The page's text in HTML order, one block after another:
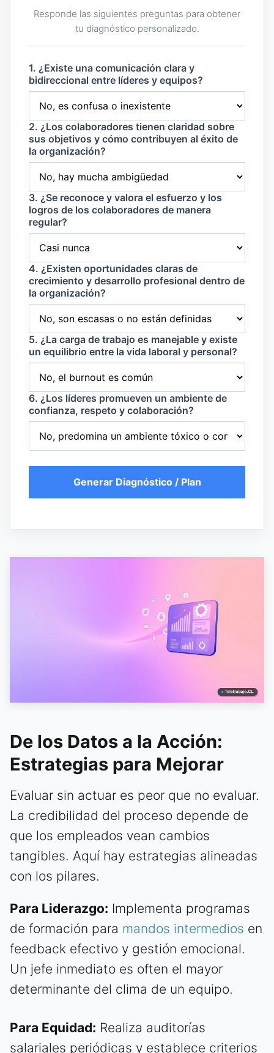
Responde las siguientes preguntas para obtener
tu diagnóstico personalizado.
1. ¿Existe una comunicación clara y
bidireccional entre líderes y equipos?
2. ¿Los colaboradores tienen claridad sobre
sus objetivos y cómo contribuyen al éxito de
la organización?
3. ¿Se reconoce y valora el esfuerzo y los
logros de los colaboradores de manera
regular?
4. ¿Existen oportunidades claras de
crecimiento y desarrollo profesional dentro de
la organización?
5. ¿La carga de trabajo es manejable y existe
un equilibrio entre la vida laboral y personal?
6. ¿Los líderes promueven un ambiente de
confianza, respeto y colaboración?
Generar Diagnóstico / Plan
De los Datos a la Acción:
Estrategias para Mejorar
Evaluar sin actuar es peor que no evaluar.
La credibilidad del proceso depende de
que los empleados vean cambios
tangibles. Aquí hay estrategias alineadas
con los pilares.
Para Liderazgo: Implementa programas
de formación para mandos intermedios en
feedback efectivo y gestión emocional.
Un jefe inmediato es often el mayor
determinante del clima de un equipo.
Para Equidad: Realiza auditorías
salariales periódicas y establece criterios